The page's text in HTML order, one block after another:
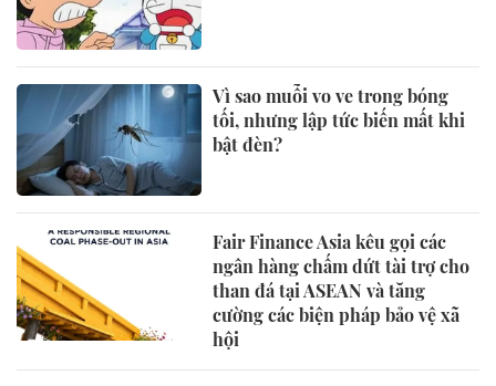
Vì sao muỗi vo ve trong bóng
tối, nhưng lập tức biến mất khi
bật đèn?
Fair Finance Asia kêu gọi các
ngân hàng chấm dứt tài trợ cho
than đá tại ASEAN và tăng
cường các biện pháp bảo vệ xã
hội